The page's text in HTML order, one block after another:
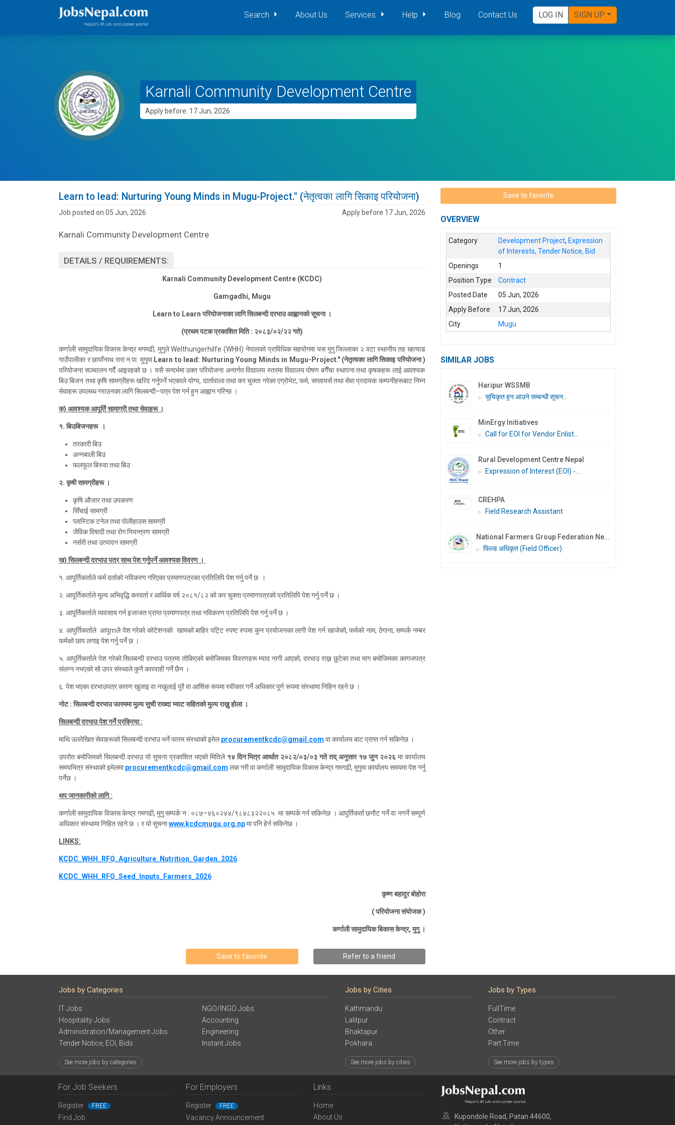
Search About Us Services Help Blog Contact Us LOG IN SIGN UP
Karnali Community Development Centre
Apply before: 17 Jun, 2026
Learn to lead: Nurturing Young Minds in Mugu-Project." (नेतृत्वका लागि सिकाइ परियोजना)
Job posted on 05 Jun, 2026 Apply before 17 Jun, 2026
Karnali Community Development Centre
DETAILS / REQUIREMENTS:
Karnali Community Development Centre (KCDC)
Gamgadhi, Mugu
Learn to Learn परियोजनाका लागि सिलबन्दी दरभाउ आह्वानको सूचना ।
(प्रथम पटक प्रकाशित मिति : २०८३/०२/२२ गते)
कर्णाली सामुदायिक विकास केन्द्र मगमढी, मुगुले Welthungerhilfe (WHH) नेपालको प्राविधिक सहयोगमा यस मुगु जिल्लाका २ वटा स्थानीय तह खत्याड
गाउँपालीका र छायाँनाथ रारा न.पा. मुगुमाLearn to lead: Nurturing Young Minds in Mugu-Project." (नेतृत्वका लागि सिकाइ परियोजना )
परियोजना सञ्चालन गर्दै आइरहको छ । यसै सन्दर्भमा उक्त परियोजना अन्तर्गत विद्यालय स्तरमा विद्यालय पोषण बगैँचा स्थापना तथा कृषकहरू लाई आवश्यक
बिउ बिजन तथा कृषि सामग्रीहरू खरिद गर्नुपर्ने भएकाले योग्य, दार्तावाला तथा कर चुक्ता गरेका एग्रोभेट, फर्म, सप्लायर्स तथा सेवा प्रदायक कम्पनीहरूबाट निम्न
सेवाहरू उपलब्ध गराउनका लागि सिलबन्दी–पत्र पेश गर्न हुन आह्वान गरिन्छ ।
क) आवश्यक आपूर्ति सामाग्री तथा सेवाहरू।
१. बिउबिजनहरू।
तरकारी बिउ
अन्नबाली बिउ
फलफूल बिरुवा तथा बिउ
२. कृषी सामग्रीहरू।
कृषि औजार तथा उपकरण
सिँचाई सामग्री
प्लास्टिक टनेल तथा पोलीहाउस सामग्री
जैविक विषादी तथा रोग नियन्त्रण सामग्री
नर्सरी तथा उत्पादन सामग्री
ख) सिलबन्दी दरभाउ पत्र साथ पेश गर्नुपर्ने आवश्यकविवरण ।
१. आपूर्तिकर्ताले फर्म दर्ताको नविकरण गरिएका प्रमाणपत्रका प्रतिलिपि पेश गर्नु पर्ने छ ।
२. आपूर्तिकर्ताले मूल्य अभिवृद्धि करदर्ता र आर्थिक वर्ष २०८१/८२ को कर चुक्ता प्रमाणपत्रको प्रतिलिपि पेश गर्नु पर्ने छ ।
३. आपूर्तिकर्ताले व्यवसाय गर्न इजाजत प्राप्त प्रमाणपत्र तथा नविकरण प्रतिलिपि पेश गर्नु पर्ने छ ।
४. आपुर्तिकर्ताले आपूmले पेश गरेको कोटेशनको खामको बाहिर पट्टि स्पष्ट रुपमा कुन प्रयोजनका लागी पेश गर्न खाजेको, फर्मको नाम, ठेगाना, सम्पर्क नम्बर
फर्मको छाप लगाइ पेश गर्नु पर्ने छ ।
५. आपुर्तिकर्ताले पेश गरेको सिलबन्दी दरभाउ पत्रमा तोकिएको बमोजिमका विवरणहरू म्याद नागी आएको, दरभाउ राख्न छुटेका तथा माग बमोजिमका कागजपत्र
संलग्न नभएको सो उपर संस्थाले कुनै कारवाही गर्ने छैन ।
६. पेश भएका दरभाउपत्र कारण खुलाइ वा नखुलाई पुरै वा आशिंक रूपमा स्वीकार गर्ने अधिकार पूर्ण रूपमा संस्थामा निहिन रहने छ ।
नोट : सिलबन्दी दरभाउ फारममा मुल्य सुची राख्दा भ्याट सहितको मुल्य राख्नु होला ।
सिलबन्दी दरभाउ पेश गर्ने प्रक्रिया :
माथि उल्लेखित सेवाहरूको सिलबन्दी दरभाउ भर्ने फारम संस्थाको इमेलprocurementkcdc@gmail.com वा कार्यालय बाट प्राप्त गर्न सकिनेछ ।
उपरोत बमोजिमको सिलबन्दी दरभाउ यो सुचना प्रकाशित भएको मितिले १४ दिन भित्र आर्थात २०८२/०३/०३ गते तद् अनुसार १७ जुन २०२६मा कार्यालय
समयभित्र संस्थाको इमेलमाprocurementkcdc@gmail.com लक गरी वा कर्णाली सामुदायिक विकास केन्द्र गमगढी, मुगुमा कार्यालय समयमा पेश गर्नु
पर्नेछ ।
थप जानकारीको लागि :
कर्णाली सामुदायिक विकास केन्द्र गमगढी, मुगु सम्पर्क न : ०८७–४६०२४४/९८४८३२२०८५ मा सम्पर्क गर्न सकिनेछ । आपुर्तिकर्ता छनौट गर्ने वा नगर्ने सम्पूर्ण
अधिकार संस्थामा निहित रहने छ । र यो सुचनाwww.kcdcmugu.org.npमा पनि हेर्न सकिनेछ ।
LINKS:
KCDC_WHH_RFQ_Agriculture_Nutrition_Garden_2026
KCDC_WHH_RFQ_Seed_Inputs_Farmers_2026
कृष्ण बहादुर बोहोरा
( परियोजना संयोजक )
कर्णाली सामुदायिक बिकास केन्द्र, मुगु ।
Save to favorite Refer to a friend
Save to favorite
OVERVIEW
Category Development Project,Expression
of Interests, Tender Notice, Bid
Openings
1
Position Type
Contract
Posted Date
05 Jun, 2026
Apply Before
17 Jun, 2026
City
Mugu
SIMILAR JOBS
Haripur WSSMB
सुचिकृत हुन आउने सम्बन्धी सूचन...
MinErgy Initiatives
Call for EOI for Vendor Enlist...
Rural Development Centre Nepal
Expression of Interest (EOI) -...
CREHPA
Field Research Assistant
National Farmers Group Federation Nepal (NFGF Nepal)
फिल्ड अधिकृत (Field Officer)
Jobs by Categories
IT Jobs
Hospitality Jobs
Administration/Management Jobs
Tender Notice, EOI, Bids
NGO/INGO Jobs
Accounting
Engineering
Instant Jobs
See more jobs by categories
Jobs by Cities
Kathmandu
Lalitpur
Bhaktapur
Pokhara
See more jobs by cities
Jobs by Types
FullTime
Contract
Other
Part Time
See more jobs by types
For Job Seekers
Register FREE
Find Job
For Employers
Register FREE
Vacancy Announcement
Links
Home
About Us
Kupondole Road, Patan 44600,